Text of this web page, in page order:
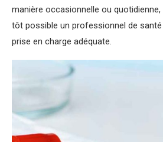
manière occasionnelle ou
tôt possible un professionnel de santé
prise en charge adéquate.